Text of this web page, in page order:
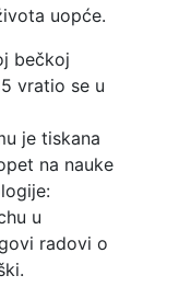
uopće.
bečkoj
vratio se u
je tiskana
na nauke
u
radovi o